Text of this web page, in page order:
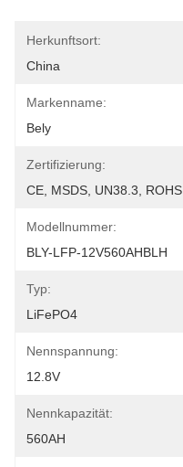
Herkunftsort:
China
Markenname:
Bely
Zertifizierung:
CE, MSDS, UN38.3, ROHS
Modellnummer:
BLY-LFP-12V560AHBLH
Typ:
LiFePO4
Nennspannung:
12.8V
Nennkapazität:
560AH